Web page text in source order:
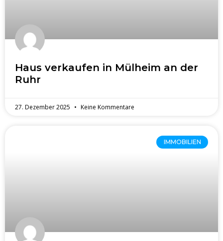
Haus verkaufen in Mülheim an der
Ruhr
27. Dezember 2025 Keine Kommentare
IMMOBILIEN